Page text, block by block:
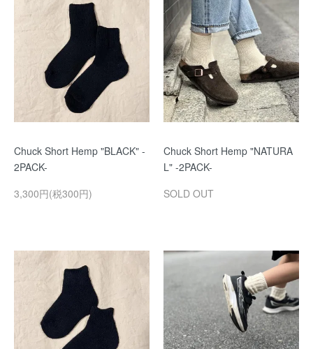
Chuck Short Hemp "BLACK" -
2PACK-
3,300円(税300円)
Chuck Short Hemp "NATURA
L" -2PACK-
SOLD OUT